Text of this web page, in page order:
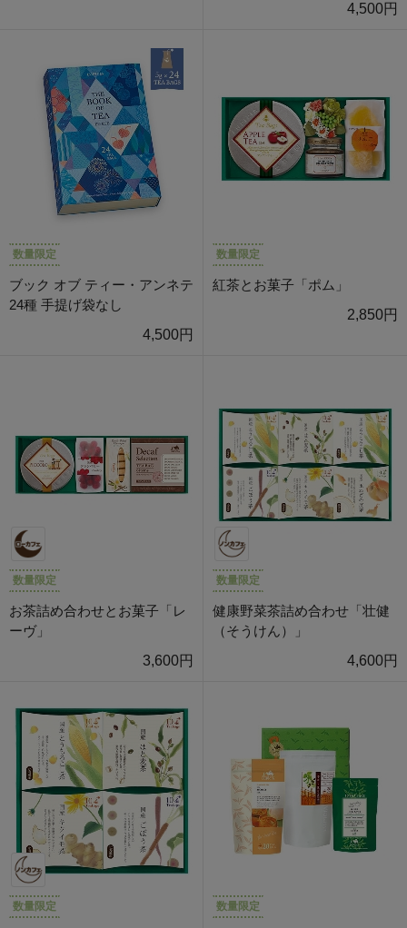
4,500円
数量限定
ブック オブ ティー・アンネテ
24種 手提げ袋なし
4,500円
数量限定
紅茶とお菓子「ポム」
2,850円
数量限定
お茶詰め合わせとお菓子「レ
ーヴ」
3,600円
数量限定
健康野菜茶詰め合わせ「壮健
（そうけん）」
4,600円
数量限定 数量限定